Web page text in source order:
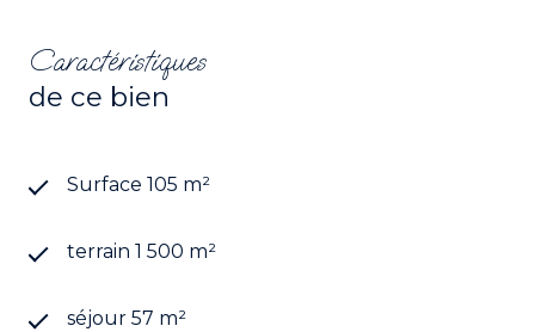
Caractéristiques
de ce bien
Surface 105 m²
terrain 1 500 m²
séjour 57 m²